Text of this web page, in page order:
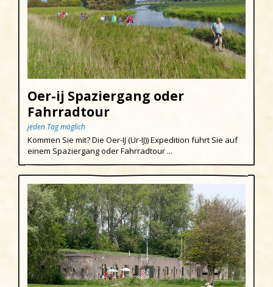
Oer-ij Spaziergang oder
Fahrradtour
jeden Tag möglich
Kommen Sie mit? Die Oer-IJ (Ur-IJ)) Expedition führt Sie auf
einem Spaziergang oder Fahrradtour ...